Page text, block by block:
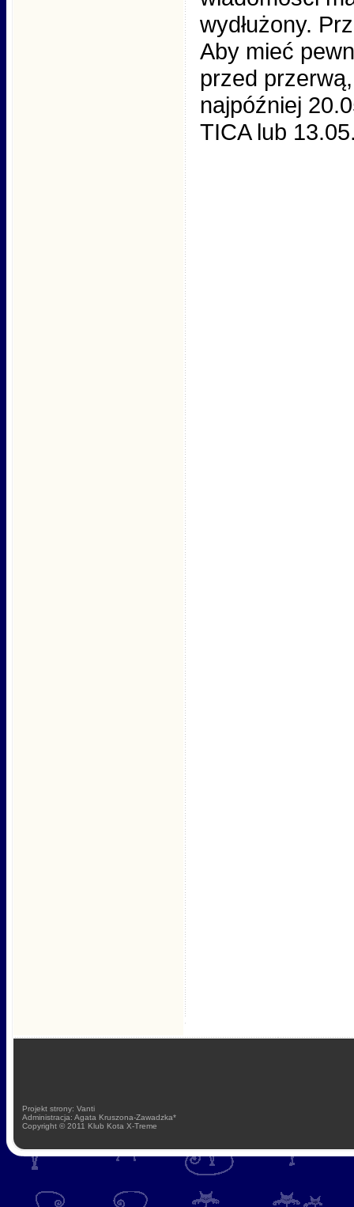
wydłużony.
Aby mieć
przed
najpóźniej
TICA lub
Projekt strony: Vanti
Administracja: Agata Kruszona-Zawadzka*
Copyright © 2011 Klub Kota X-Treme